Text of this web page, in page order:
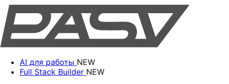
AI для работы NEW
Full Stack Builder NEW